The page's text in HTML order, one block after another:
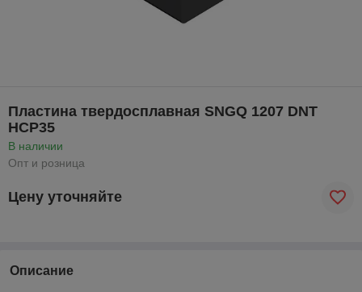
Пластина твердосплавная SNGQ 1207 DNT
HCP35
В наличии
Опт и розница
Цену уточняйте
Описание